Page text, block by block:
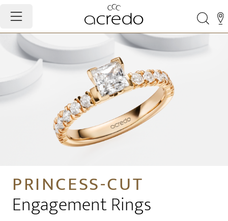
PRINCESS-CUT
Engagement Rings